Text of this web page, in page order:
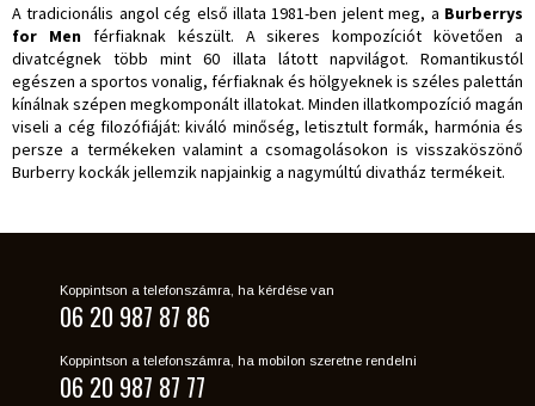
A tradicionális angol cég első illata 1981-ben jelent meg, a Burberrys
for Menférfiaknak készült. A sikeres kompozíciót követően a
divatcégnek több mint 60 illata látott napvilágot. Romantikustól
egészen a sportos vonalig, férfiaknak és hölgyeknek is széles palettán
kínálnak szépen megkomponált illatokat. Minden illatkompozíció magán
viseli a cég filozófiáját: kiváló minőség, letisztult formák, harmónia és
persze a termékeken valamint a csomagolásokon is visszaköszönő
Burberry kockák jellemzik napjainkig a nagymúltú divatház termékeit.
Koppintson a telefonszámra, ha kérdése van
06 20 987 87 86
Koppintson a telefonszámra, ha mobilon szeretne rendelni
06 20 987 87 77